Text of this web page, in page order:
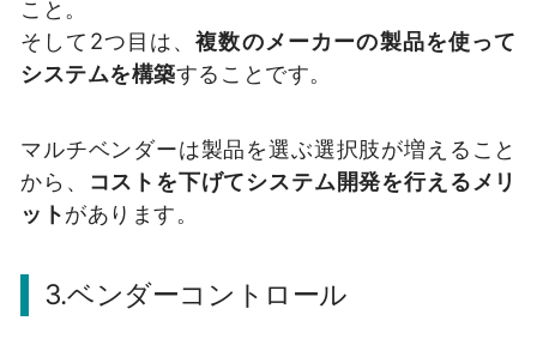
こと。
そして2つ目は、複数のメーカーの製品を使って
システムを構築することです。
マルチベンダーは製品を選ぶ選択肢が増えること
から、
コストを下げてシステム開発を行えるメリ
ットがあります。
3.ベンダーコントロール